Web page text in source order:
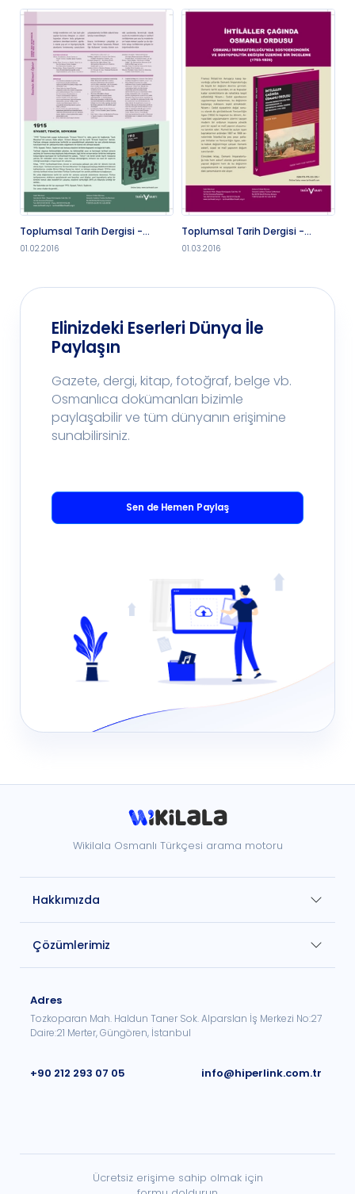
Toplumsal Tarih Dergisi -
1.2.2016
01.02.2016
Toplumsal Tarih Dergisi -
1.3.2016
01.03.2016
Elinizdeki Eserleri Dünya İle
Paylaşın
Gazete, dergi, kitap, fotoğraf, belge vb.
Osmanlıca dokümanları bizimle
paylaşabilir ve tüm dünyanın erişimine
sunabilirsiniz.
Sen de Hemen Paylaş
Wikilala Osmanlı Türkçesi arama motoru
Hakkımızda
Çözümlerimiz
Adres
Tozkoparan Mah. Haldun Taner Sok. Alparslan İş Merkezi No:27
Daire:21 Merter, Güngören, İstanbul
+90 212 293 07 05 info@hiperlink.com.tr
Ücretsiz erişime sahip olmak için